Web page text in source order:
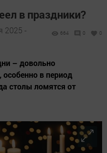
в праздники?
2025 -
664 0 0
– довольно
особенно в период
столы ломятся от